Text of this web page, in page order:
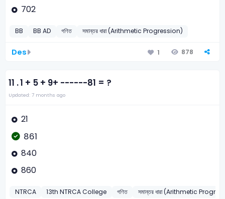
702
BB BB AD গণিত সমান্তর ধারা (Arithmetic Progression)
Des 1 878
11 .1 + 5 + 9+ ------81 = ?
Updated: 7 months ago
21
861
840
860
NTRCA 13th NTRCA College গণিত সমান্তর ধারা (Arithmetic